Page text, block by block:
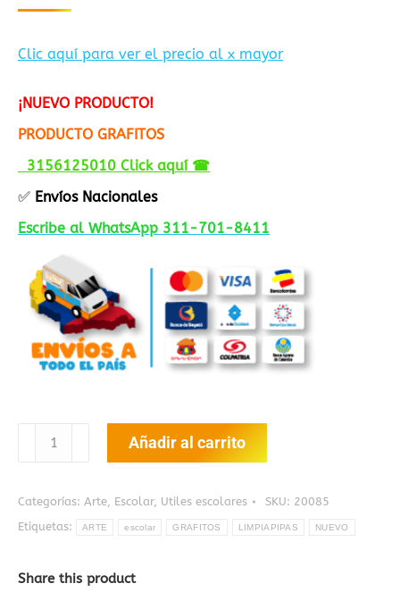
Clic aquí para ver el precio al x mayor
¡NUEVO PRODUCTO!
PRODUCTO GRAFITOS
3156125010 Click aquí ☎
✅ Envíos Nacionales
Escribe al WhatsApp 311-701-8411
Limpiapipas
cantidad
Añadir al carrito
Categorías: Arte, Escolar, Utiles escolares SKU: 20085
Etiquetas:
ARTE escolar GRAFITOS LIMPIAPIPAS NUEVO
Share this product